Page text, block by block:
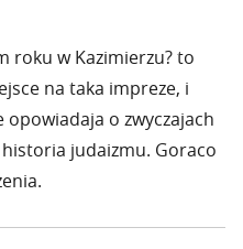
roku w Kazimierzu? to
na taka impreze, i
o zwyczajach
judaizmu. Goraco